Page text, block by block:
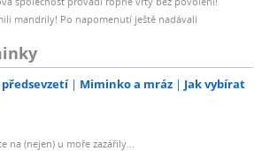
mandrily! Po napomenutí ještě nadávali
Miminko a mráz
Jak vybírat
na (nejen) u moře zazářily...